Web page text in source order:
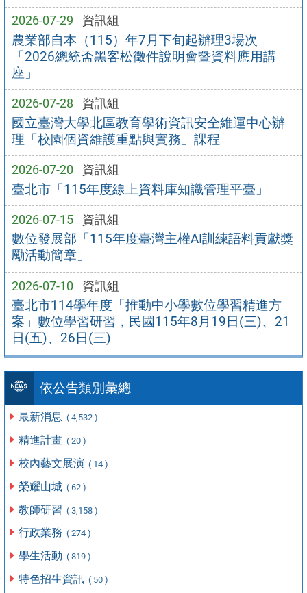
2026-07-29 資訊組
農業部自本（115）年7月下旬起辦理3場次
「2026總統盃黑客松徵件說明會暨資料應用講
座」
2026-07-28 資訊組
國立臺灣大學北區教育學術資訊安全維運中心辦
理「校園個資維護重點與實務」課程
2026-07-20 資訊組
臺北市「115年度線上資料庫知識管理平臺」
2026-07-15 資訊組
數位發展部「115年度臺灣主權AI訓練語料貢獻獎
勵活動簡章」
2026-07-10 資訊組
臺北市114學年度「推動中小學數位學習精進方
案」數位學習研習，民國115年8月19日(三)、21
日(五)、26日(三)
依公告類別彙總
最新消息 ( 4,532 )
精進計畫 ( 20 )
校內藝文展演 ( 14 )
榮耀山城 ( 62 )
教師研習 ( 3,158 )
行政業務 ( 274 )
學生活動 ( 819 )
特色招生資訊 ( 50 )